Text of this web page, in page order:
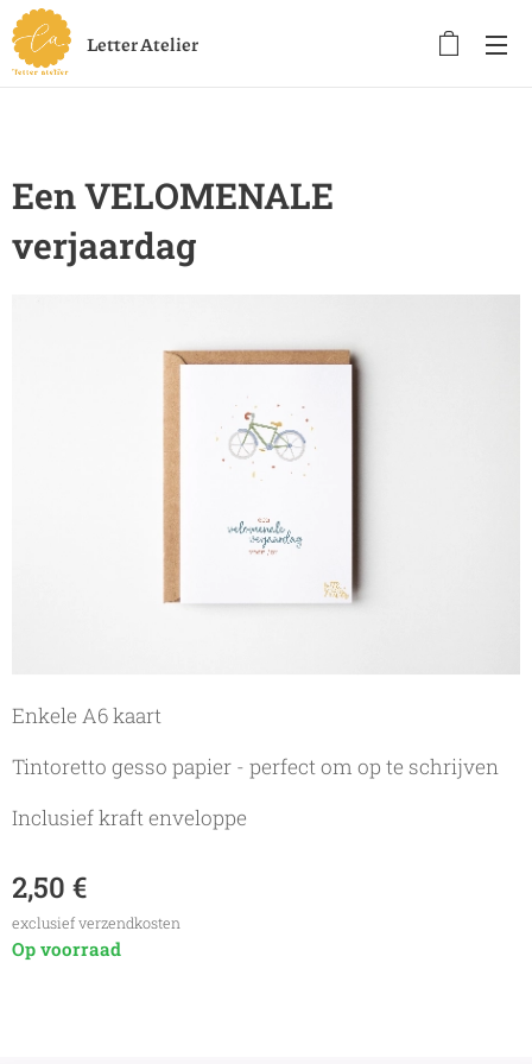
Letter Atelier
Een VELOMENALE
verjaardag
Enkele A6 kaart
Tintoretto gesso papier - perfect om op te schrijven
Inclusief kraft enveloppe
2,50 €
exclusief verzendkosten
Op voorraad